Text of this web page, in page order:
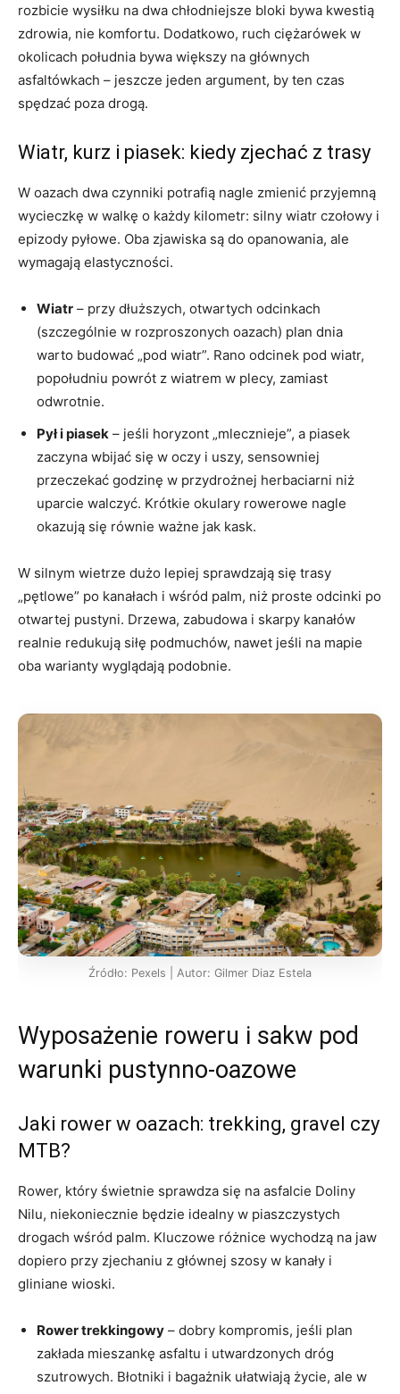
rozbicie wysiłku na dwa chłodniejsze bloki bywa kwestią
zdrowia, nie komfortu. Dodatkowo, ruch ciężarówek w
okolicach południa bywa większy na głównych
asfaltówkach – jeszcze jeden argument, by ten czas
spędzać poza drogą.
Wiatr, kurz i piasek: kiedy zjechać z trasy
W oazach dwa czynniki potrafią nagle zmienić przyjemną
wycieczkę w walkę o każdy kilometr: silny wiatr czołowy i
epizody pyłowe. Oba zjawiska są do opanowania, ale
wymagają elastyczności.
Wiatr – przy dłuższych, otwartych odcinkach
(szczególnie w rozproszonych oazach) plan dnia
warto budować „pod wiatr”. Rano odcinek pod wiatr,
popołudniu powrót z wiatrem w plecy, zamiast
odwrotnie.
Pył i piasek – jeśli horyzont „mlecznieje”, a piasek
zaczyna wbijać się w oczy i uszy, sensowniej
przeczekać godzinę w przydrożnej herbaciarni niż
uparcie walczyć. Krótkie okulary rowerowe nagle
okazują się równie ważne jak kask.
W silnym wietrze dużo lepiej sprawdzają się trasy
„pętlowe” po kanałach i wśród palm, niż proste odcinki po
otwartej pustyni. Drzewa, zabudowa i skarpy kanałów
realnie redukują siłę podmuchów, nawet jeśli na mapie
oba warianty wyglądają podobnie.
Źródło: Pexels | Autor: Gilmer Diaz Estela
Wyposażenie roweru i sakw pod
warunki pustynno-oazowe
Jaki rower w oazach: trekking, gravel czy
MTB?
Rower, który świetnie sprawdza się na asfalcie Doliny
Nilu, niekoniecznie będzie idealny w piaszczystych
drogach wśród palm. Kluczowe różnice wychodzą na jaw
dopiero przy zjechaniu z głównej szosy w kanały i
gliniane wioski.
Rower trekkingowy – dobry kompromis, jeśli plan
zakłada mieszankę asfaltu i utwardzonych dróg
szutrowych. Błotniki i bagażnik ułatwiają życie, ale w